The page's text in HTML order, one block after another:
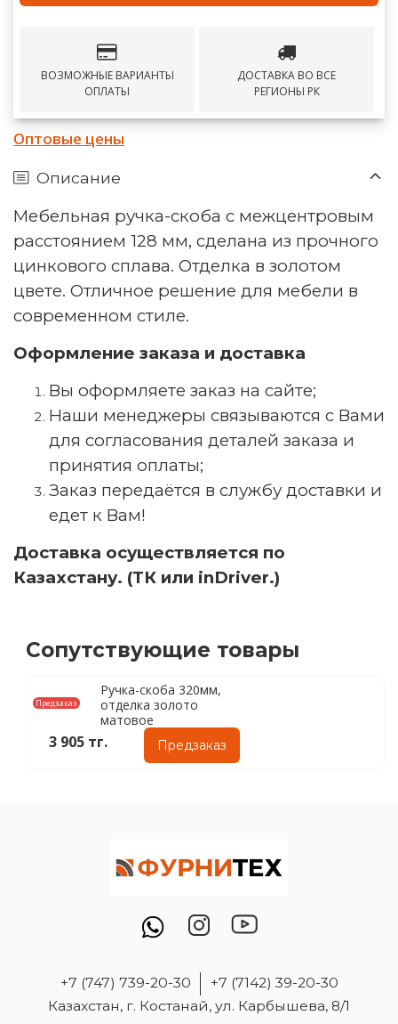
ВОЗМОЖНЫЕ ВАРИАНТЫ
ОПЛАТЫ
ДОСТАВКА ВО ВСЕ
РЕГИОНЫ РК
Оптовые цены
Описание
Мебельная ручка-скоба с межцентровым
расстоянием 128 мм, сделана из прочного
цинкового сплава. Отделка в золотом
цвете. Отличное решение для мебели в
современном стиле.
Оформление заказа и доставка
Вы оформляете заказ на сайте;
Наши менеджеры связываются с Вами
для согласования деталей заказа и
принятия оплаты;
Заказ передаётся в службу доставки и
едет к Вам!
Доставка осуществляется по
Казахстану. (ТК или inDriver.)
Сопутствующие товары
Предзаказ
Ручка-скоба 320мм,
отделка золото
матовое
3 905 тг. Предзаказ
+7 (747) 739-20-30
+7 (7142) 39-20-30
Казахстан, г. Костанай, ул. Карбышева, 8/1